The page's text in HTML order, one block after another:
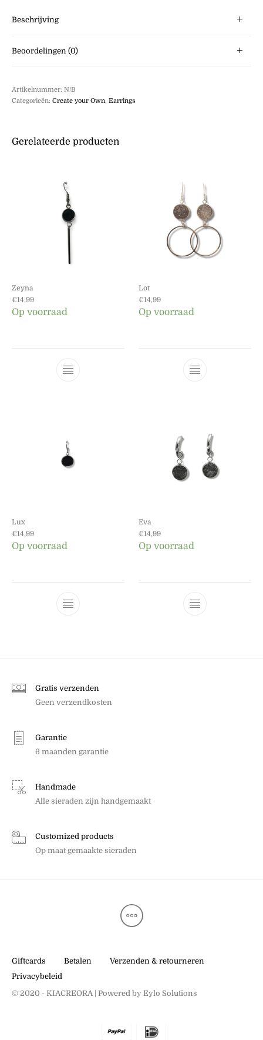
Beschrijving
Beoordelingen (0)
Artikelnummer:N/B
Categorieën:Create your Own,Earrings
Gerelateerde producten
Zeyna
€14,99
Op voorraad
Dit product heeft meerdere variaties.
Lot
€14,99
Op voorraad
Dit product
Lux
€14,99
Op voorraad
Dit product heeft meerdere variaties.
Eva
€14,99
Op voorraad
Dit product
Gratis verzenden
Geen verzendkosten
Garantie
6 maanden garantie
Handmade
Alle sieraden zijn handgemaakt
Customized products
Op maat gemaakte sieraden
Giftcards Betalen
Verzenden & retourneren
Privacybeleid
© 2020 - KIACREORA | Powered by Eylo Solutions